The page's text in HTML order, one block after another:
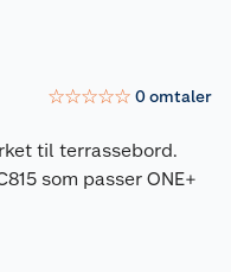
☆☆☆☆☆ 0omtaler
til terrassebord.
som passer ONE+